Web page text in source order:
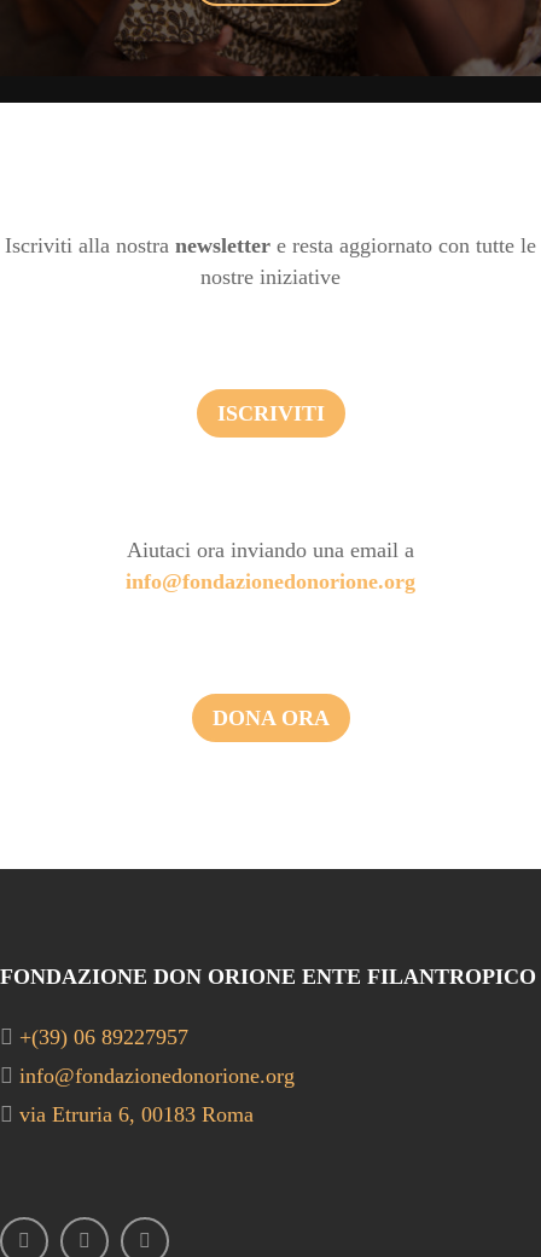
Iscriviti alla nostra newsletter e resta aggiornato con tutte le
nostre iniziative
ISCRIVITI
Aiutaci ora inviando una email a
info@fondazionedonorione.org
DONA ORA
FONDAZIONE DON ORIONE ENTE FILANTROPICO
+(39) 06 89227957
info@fondazionedonorione.org
via Etruria 6, 00183 Roma